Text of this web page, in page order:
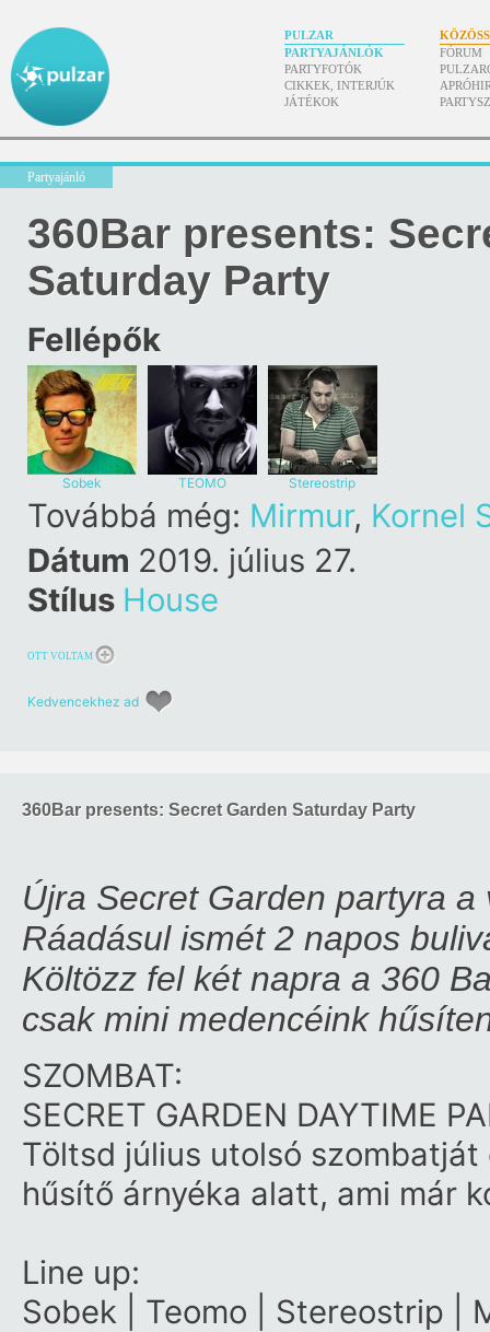
PULZAR
PARTYAJÁNLÓK
PARTYFOTÓK
CIKKEK, INTERJÚK
JÁTÉKOK
FÓRUM
Partyajánló
360Bar presents:
Saturday Party
Fellépők
Sobek TEOMO Stereostrip
Továbbá még: Mirmur, Kornel
Dátum 2019. július 27.
Stílus House
OTT VOLTAM
Kedvencekhez ad
360Bar presents: Secret Garden Saturday Party
Újra Secret Garden partyra
Ráadásul ismét 2 napos
Költözz fel két napra a 360
csak mini medencéink
SZOMBAT:
SECRET GARDEN DAYTIME
Töltsd július utolsó
hűsítő árnyéka alatt, ami már
Line up:
Sobek | Teomo | Stereostrip |